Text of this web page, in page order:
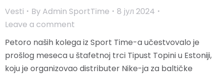
Vesti By Admin SportTime
8 јул 2024
Leave a comment
Petoro naših kolega iz Sport Time-a učestvovalo je
prošlog meseca u štafetnoj trci Tipust Topini u Estoniji,
koju je organizovao distributer Nike-ja za baltičke